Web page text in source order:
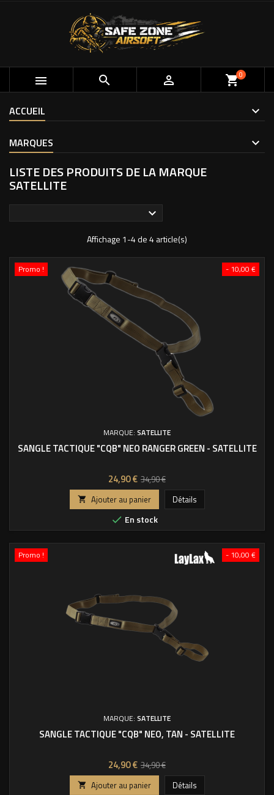
   shopping_cart0
ACCUEIL
MARQUES
LISTE DES PRODUITS DE LA MARQUE
SATELLITE

Affichage 1-4 de 4 article(s)
- 10,00 €
Promo !
MARQUE: SATELLITE
SANGLE TACTIQUE "CQB" NEO RANGER GREEN - SATELLITE
Prix
24,90 € Prix
de
base
34,90 €
 Ajouter au panier
Détails
 En stock
- 10,00 €
Promo !
MARQUE: SATELLITE
SANGLE TACTIQUE "CQB" NEO, TAN - SATELLITE
Prix
24,90 € Prix
de
34,90 €
 Ajouter au panier
Détails